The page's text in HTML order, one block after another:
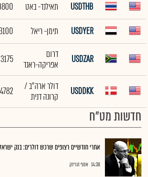
USDTHB
תאילנד- באט
USDYER
תימן- ריאל
USDZAR
דרום
אפריקה-ראנד
USDDKK
דולר ארה"ב /
קרונה דנית
חדשות מט"ח
אחרי חודשיים רצופים שרכש דולרים: בנק
14:38 אסף זגריזק